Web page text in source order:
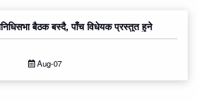
बैठक बस्दै, पाँच विधेयक प्रस्तुत हुने
Aug-07